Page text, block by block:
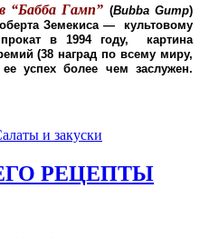
“Бабба Гамп” (Bubba Gump)
Земекиса — культовому
в 1994 году, картина
(38 наград по всему миру,
успех более чем заслужен.
и закуски
РЕЦЕПТЫ